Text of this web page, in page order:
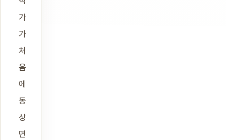
가
가
처
음
에
동
상
면